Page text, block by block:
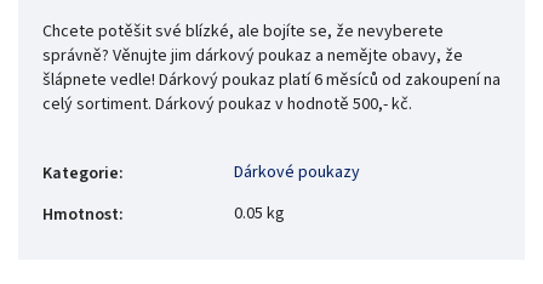
Chcete potěšit své blízké, ale bojíte se, že nevyberete
správně? Věnujte jim dárkový poukaz a nemějte obavy, že
šlápnete vedle! Dárkový poukaz platí 6 měsíců od zakoupení na
celý sortiment. Dárkový poukaz v hodnotě 500,- kč.
Kategorie:
Dárkové poukazy
Hmotnost: 0.05 kg